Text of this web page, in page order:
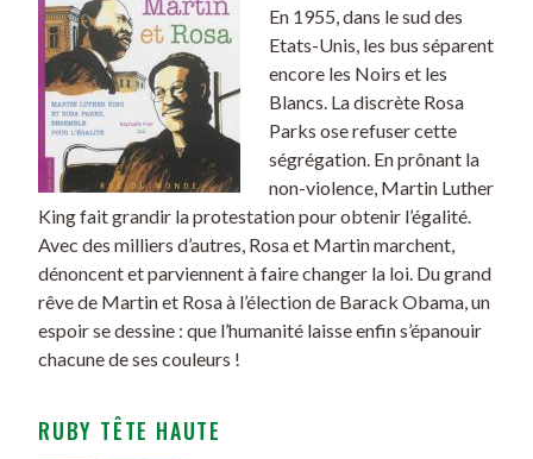
En 1955, dans le sud des
Etats-Unis, les bus séparent
encore les Noirs et les
Blancs. La discrète Rosa
Parks ose refuser cette
ségrégation. En prônant la
non-violence, Martin Luther
King fait grandir la protestation pour obtenir l’égalité.
Avec des milliers d’autres, Rosa et Martin marchent,
dénoncent et parviennent à faire changer la loi. Du grand
rêve de Martin et Rosa à l’élection de Barack Obama, un
espoir se dessine : que l’humanité laisse enfin s’épanouir
chacune de ses couleurs !
RUBY TÊTE HAUTE